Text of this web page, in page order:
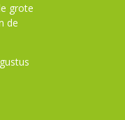
grote
de